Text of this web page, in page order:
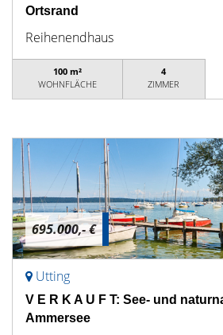
Ortsrand
Reihenendhaus
100 m²
WOHNFLÄCHE
4
ZIMMER
695.000,- €
Utting
V E R K A U F T: See- und
Ammersee